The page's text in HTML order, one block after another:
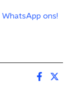
WhatsApp ons!